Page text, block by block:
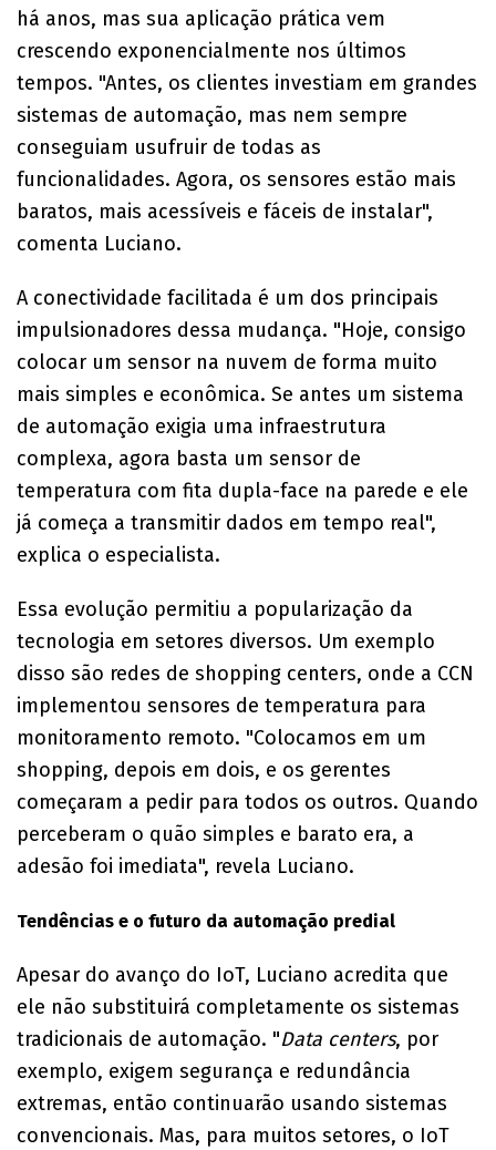
há anos, mas sua aplicação prática vem
crescendo exponencialmente nos últimos
tempos. "Antes, os clientes investiam em grandes
sistemas de automação, mas nem sempre
conseguiam usufruir de todas as
funcionalidades. Agora, os sensores estão mais
baratos, mais acessíveis e fáceis de instalar",
comenta Luciano.
A conectividade facilitada é um dos principais
impulsionadores dessa mudança. "Hoje, consigo
colocar um sensor na nuvem de forma muito
mais simples e econômica. Se antes um sistema
de automação exigia uma infraestrutura
complexa, agora basta um sensor de
temperatura com fita dupla-face na parede e ele
já começa a transmitir dados em tempo real",
explica o especialista.
Essa evolução permitiu a popularização da
tecnologia em setores diversos. Um exemplo
disso são redes de shopping centers, onde a CCN
implementou sensores de temperatura para
monitoramento remoto. "Colocamos em um
shopping, depois em dois, e os gerentes
começaram a pedir para todos os outros. Quando
perceberam o quão simples e barato era, a
adesão foi imediata", revela Luciano.
Tendências e o futuro da automação predial
Apesar do avanço do IoT, Luciano acredita que
ele não substituirá completamente os sistemas
tradicionais de automação. "Data centers, por
exemplo, exigem segurança e redundância
extremas, então continuarão usando sistemas
convencionais. Mas, para muitos setores, o IoT